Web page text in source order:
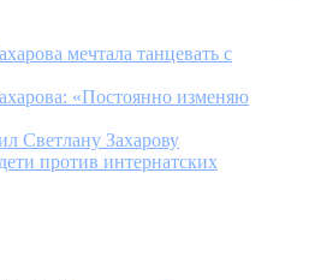
мечтала танцевать с
«Постоянно изменяю
Светлану Захарову
против интернатских